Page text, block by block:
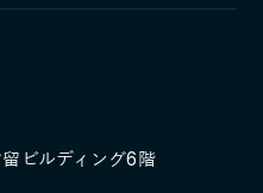
ビルディング6階